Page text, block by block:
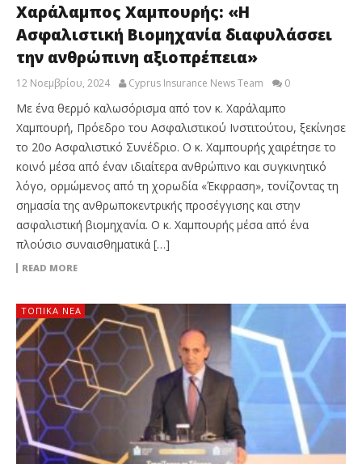
Χαράλαμπος Χαμπουρής: «Η
Ασφαλιστική Βιομηχανία διαφυλάσσει
την ανθρώπινη αξιοπρέπεια»
12 Νοεμβρίου, 2024 Cyprus Insurance News Team 0
Με ένα θερμό καλωσόρισμα από τον κ. Χαράλαμπο
Χαμπουρή, Πρόεδρο του Ασφαλιστικού Ινστιτούτου, ξεκίνησε
το 20ο Ασφαλιστικό Συνέδριο. Ο κ. Χαμπουρής χαιρέτησε το
κοινό μέσα από έναν ιδιαίτερα ανθρώπινο και συγκινητικό
λόγο, ορμώμενος από τη χορωδία «Έκφραση», τονίζοντας τη
σημασία της ανθρωποκεντρικής προσέγγισης και στην
ασφαλιστική βιομηχανία. Ο κ. Χαμπουρής μέσα από ένα
πλούσιο συναισθηματικά […]
READ MORE
ΤΟΠΙΚΑ ΝΕΑ